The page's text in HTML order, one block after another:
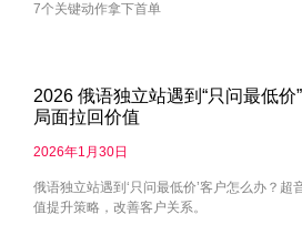
7个关键动作拿下首单
2026 俄语独立站遇到“只问最低
局面拉回价值
2026年1月30日
俄语独立站遇到‘只问最低价’客户怎么办？超
值提升策略，改善客户关系。